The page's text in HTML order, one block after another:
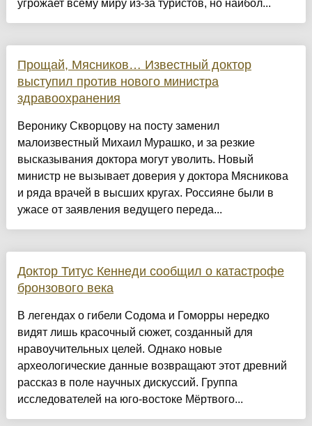
угрожает всему миру из-за туристов, но наибол...
Прощай, Мясников… Известный доктор
выступил против нового министра
здравоохранения
Веронику Скворцову на посту заменил
малоизвестный Михаил Мурашко, и за резкие
высказывания доктора могут уволить. Новый
министр не вызывает доверия у доктора Мясникова
и ряда врачей в высших кругах. Россияне были в
ужасе от заявления ведущего переда...
Доктор Титус Кеннеди сообщил о катастрофе
бронзового века
В легендах о гибели Содома и Гоморры нередко
видят лишь красочный сюжет, созданный для
нравоучительных целей. Однако новые
археологические данные возвращают этот древний
рассказ в поле научных дискуссий. Группа
исследователей на юго-востоке Мёртвого...